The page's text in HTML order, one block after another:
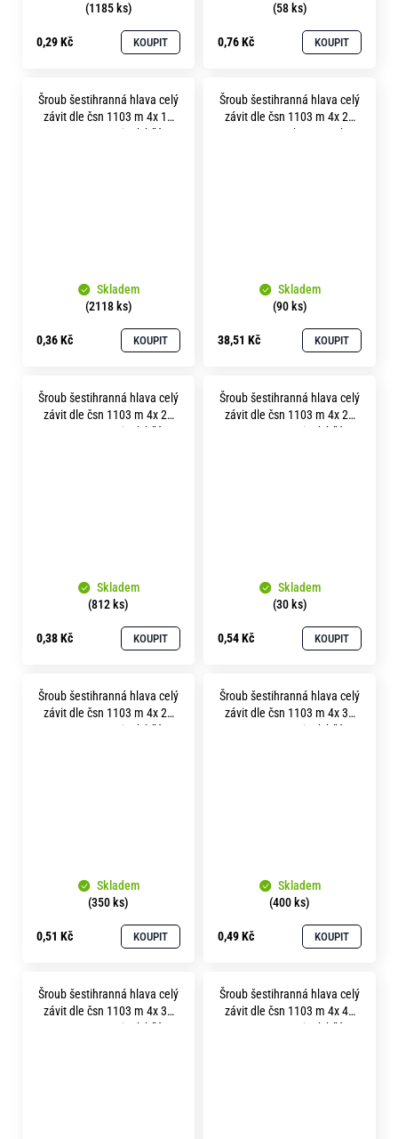
(1185 ks)
0,29 Kč KOUPIT
(58 ks)
0,76 Kč KOUPIT
Šroub šestihranná hlava celý
závit dle čsn 1103 m 4x 16
pevnost 8.8 zinek bílý
Skladem
(2118 ks)
0,36 Kč KOUPIT
Šroub šestihranná hlava celý
závit dle čsn 1103 m 4x 20
pevnost 12.9 bez povrchu
Skladem
(90 ks)
38,51 Kč KOUPIT
Šroub šestihranná hlava celý
závit dle čsn 1103 m 4x 20
pevnost 8.8 zinek bílý
Skladem
(812 ks)
0,38 Kč KOUPIT
Šroub šestihranná hlava celý
závit dle čsn 1103 m 4x 22
pevnost 8.8 zinek bílý
Skladem
(30 ks)
0,54 Kč KOUPIT
Šroub šestihranná hlava celý
závit dle čsn 1103 m 4x 25
pevnost 8.8 zinek bílý
Skladem
(350 ks)
0,51 Kč KOUPIT
Šroub šestihranná hlava celý
závit dle čsn 1103 m 4x 30
pevnost 8.8 zinek bílý
Skladem
(400 ks)
0,49 Kč KOUPIT
Šroub šestihranná hlava celý
závit dle čsn 1103 m 4x 35
pevnost 8.8 zinek bílý
Šroub šestihranná hlava celý
závit dle čsn 1103 m 4x 40
pevnost 8.8 zinek bílý